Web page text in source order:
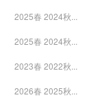
2025春 2024秋...
2025春 2024秋...
2023春 2022秋...
2026春 2025秋...